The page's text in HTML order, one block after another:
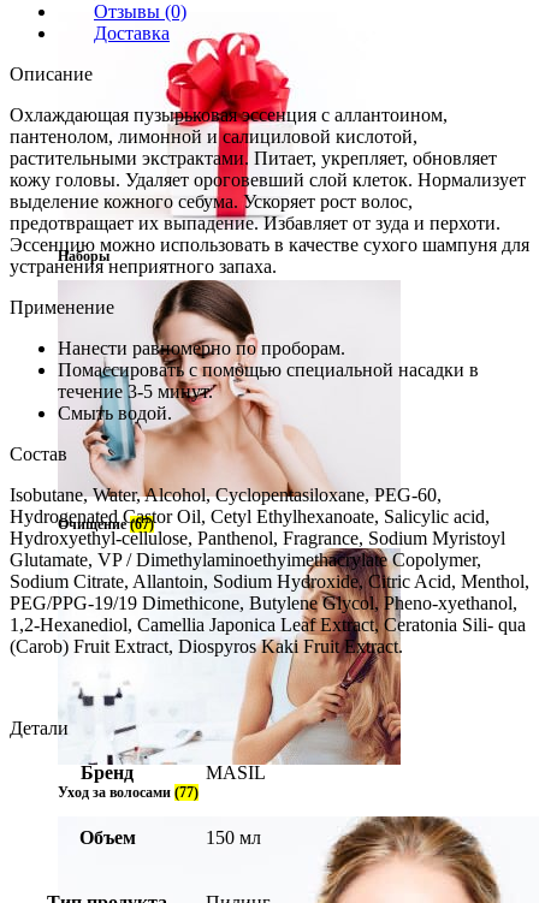
Наборы
Очищение(67)
Уход за волосами (77)
Отзывы (0)
Доставка
Описание
Охлаждающая пузырьковая эссенция с аллантоином,
пантенолом, лимонной и салициловой кислотой,
растительными экстрактами. Питает, укрепляет, обновляет
кожу головы. Удаляет ороговевший слой клеток. Нормализует
выделение кожного себума. Ускоряет рост волос,
предотвращает их выпадение. Избавляет от зуда и перхоти.
Эссенцию можно использовать в качестве сухого шампуня для
устранения неприятного запаха.
Применение
Нанести равномерно по проборам.
Помассировать с помощью специальной насадки в
течение 3-5 минут.
Смыть водой.
Состав
Isobutane, Water, Alcohol, Cyclopentasiloxane, PEG-60,
Hydrogenated Castor Oil, Cetyl Ethylhexanoate, Salicylic acid,
Hydroxyethyl-cellulose, Panthenol, Fragrance, Sodium Myristoyl
Glutamate, VP / Dimethylaminoethyimethacrylate Copolymer,
Sodium Citrate, Allantoin, Sodium Hydroxide, Citric Acid, Menthol,
PEG/PPG-19/19 Dimethicone, Butylene Glycol, Pheno-xyethanol,
1,2-Hexanediol, Camellia Japonica Leaf Extract, Ceratonia Sili- qua
(Carob) Fruit Extract, Diospyros Kaki Fruit Extract.
Детали
Бренд MASIL
Объем 150 мл